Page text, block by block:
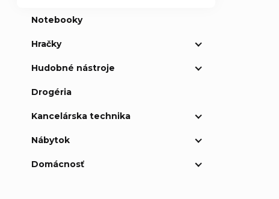
Notebooky
Hračky
Hudobné nástroje
Drogéria
Kancelárska technika
Nábytok
Domácnosť